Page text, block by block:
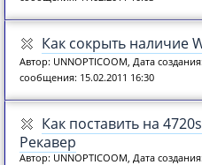
Как сокрыть наличие
Автор: UNNOPTICOOM, Дата
сообщения: 15.02.2011 16:30
Как поставить на
Рекавер
Автор: UNNOPTICOOM, Дата